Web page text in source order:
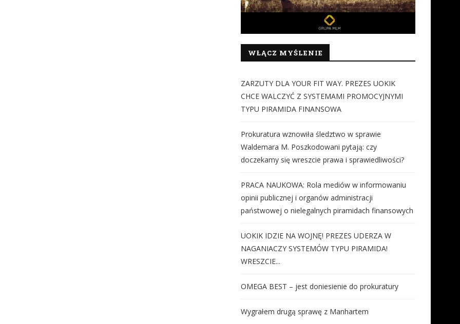
WŁĄCZ MYŚLENIE
ZARZUTY DLA YOUR FIT WAY. PREZES UOKIK
CHCE WALCZYĆ Z SYSTEMAMI PROMOCYJNYMI
TYPU PIRAMIDA FINANSOWA
Prokuratura wznowiła śledztwo w sprawie
Waldemara M. Poszkodowani pytają: czy
doczekamy się wreszcie prawa i sprawiedliwości?
PRACA NAUKOWA: Rola mediów w informowaniu
opinii publicznej i organów administracji
państwowej o nielegalnych piramidach finansowych
UOKIK IDZIE NA WOJNĘ! PREZES UDERZA W
NAGANIACZY SYSTEMÓW TYPU PIRAMIDA!
WRESZCIE...
OMEGA BEST – jest doniesienie do prokuratury
Wygrałem drugą sprawę z Manhartem